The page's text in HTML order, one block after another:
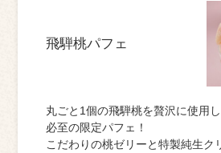
飛騨桃パフェ
丸ごと1個の飛騨桃を贅沢に使用
必至の限定パフェ！
こだわりの桃ゼリーと特製純生ク